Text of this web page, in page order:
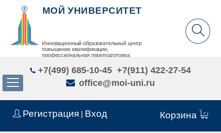
Регистрация Вход Корзина
МОЙ УНИВЕРСИТЕТ
Инновационный образовательный центр
повышение квалификации,
профессиональная переподготовка,
+7(499) 685-10-45 +7(911) 422-27-54
office@moi-uni.ru